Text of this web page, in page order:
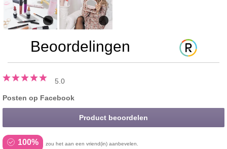
Beoordelingen
5.0
Posten op Facebook
Product beoordelen
100% zou het aan een vriend(in) aanbevelen.